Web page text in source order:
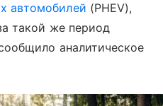
автомобилей (PHEV),
такой же период
аналитическое